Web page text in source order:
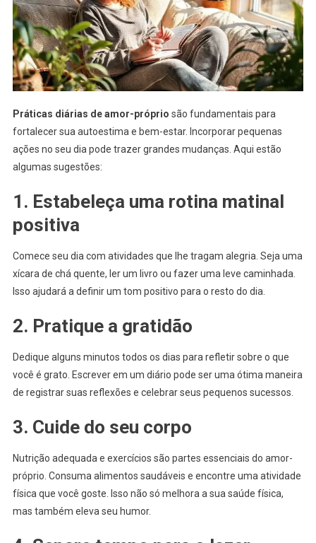
Práticas diárias de amor-próprio são fundamentais para
fortalecer sua autoestima e bem-estar. Incorporar pequenas
ações no seu dia pode trazer grandes mudanças. Aqui estão
algumas sugestões:
1. Estabeleça uma rotina matinal
positiva
Comece seu dia com atividades que lhe tragam alegria. Seja uma
xícara de chá quente, ler um livro ou fazer uma leve caminhada.
Isso ajudará a definir um tom positivo para o resto do dia.
2. Pratique a gratidão
Dedique alguns minutos todos os dias para refletir sobre o que
você é grato. Escrever em um diário pode ser uma ótima maneira
de registrar suas reflexões e celebrar seus pequenos sucessos.
3. Cuide do seu corpo
Nutrição adequada e exercícios são partes essenciais do amor-
próprio. Consuma alimentos saudáveis e encontre uma atividade
física que você goste. Isso não só melhora a sua saúde física,
mas também eleva seu humor.